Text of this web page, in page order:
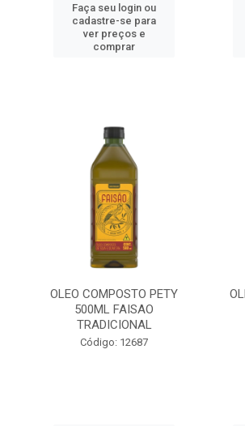
Faça seu login ou
cadastre-se para
ver preços e
comprar
OLEO COMPOSTO PETY
500ML FAISAO
TRADICIONAL
Código: 12687